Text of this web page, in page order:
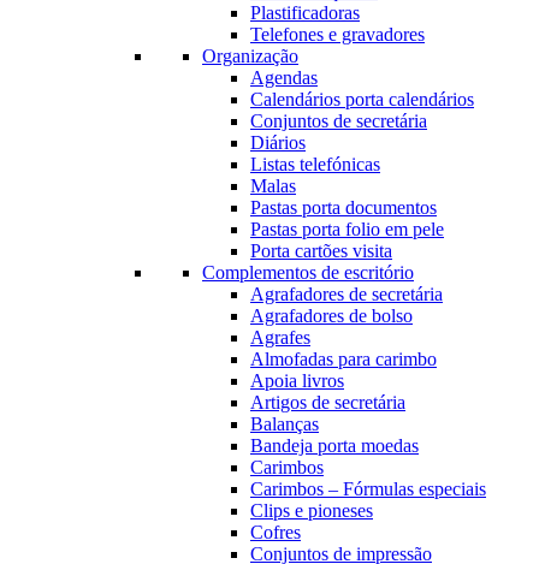
Plastificadoras
Telefones e gravadores
Organização
Agendas
Calendários porta calendários
Conjuntos de secretária
Diários
Listas telefónicas
Malas
Pastas porta documentos
Pastas porta folio em pele
Porta cartões visita
Complementos de escritório
Agrafadores de secretária
Agrafadores de bolso
Agrafes
Almofadas para carimbo
Apoia livros
Artigos de secretária
Balanças
Bandeja porta moedas
Carimbos
Carimbos – Fórmulas especiais
Clips e pioneses
Cofres
Conjuntos de impressão